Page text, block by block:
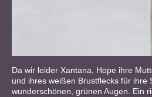
Da wir leider Xantana, Hope ihre
und ihres weißen Brustflecks für
wunderschönen, grünen Augen. Ein